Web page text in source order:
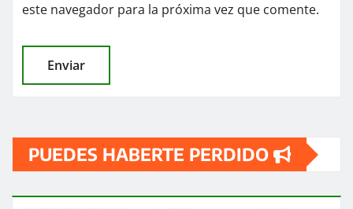
este navegador para la próxima vez que comente.
PUEDES HABERTE PERDIDO